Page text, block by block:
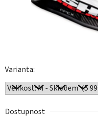
Varianta:
Dostupnost